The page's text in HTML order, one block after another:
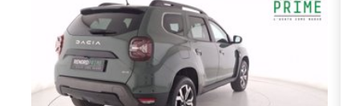
sistema di rilevamento stato di vigilanza del conducente
sistema isofix sedili posteriori
sistema multimediale openR link 10’ – radio e 2 speaker